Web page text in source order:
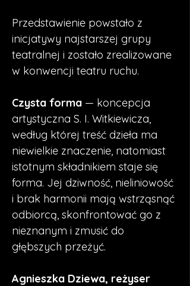
Przedstawienie powstało z
inicjatywy najstarszej grupy
teatralnej i zostało zrealizowane
w konwencji teatru ruchu.
Czysta forma — koncepcja
artystyczna S. I. Witkiewicza,
według której treść dzieła ma
niewielkie znaczenie, natomiast
istotnym składnikiem staje się
forma. Jej dziwność, nieliniowość
i brak harmonii mają wstrząsnąć
odbiorcą, skonfrontować go z
nieznanym i zmusić do
Agnieszka Dziewa, reżyser